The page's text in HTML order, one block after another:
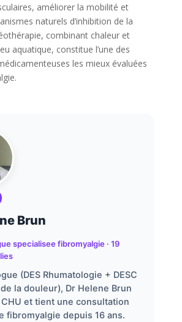
améliorer la mobilité et
naturels d’inhibition de la
combinant chaleur et
aquatique, constitue l’une des
les mieux évaluées
Brun
specialisee fibromyalgie · 19
(DES Rhumatologie + DESC
la douleur), Dr Helene Brun
et tient une consultation
fibromyalgie depuis 16 ans.